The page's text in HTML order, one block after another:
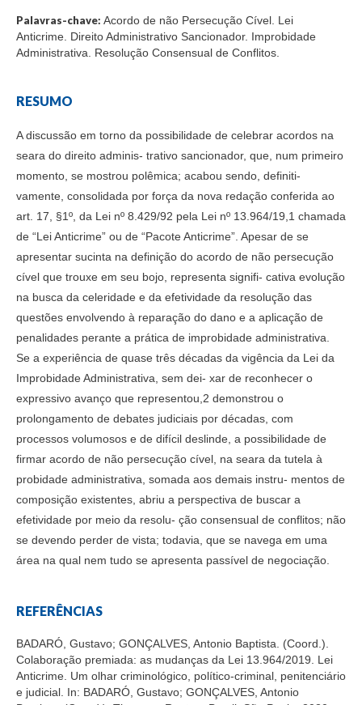
Palavras-chave: Acordo de não Persecução Cível. Lei
Anticrime. Direito Administrativo Sancionador. Improbidade
Administrativa. Resolução Consensual de Conflitos.
RESUMO
A discussão em torno da possibilidade de celebrar acordos na
seara do direito adminis- trativo sancionador, que, num primeiro
momento, se mostrou polêmica; acabou sendo, definiti-
vamente, consolidada por força da nova redação conferida ao
art. 17, §1º, da Lei nº 8.429/92 pela Lei nº 13.964/19,1 chamada
de “Lei Anticrime” ou de “Pacote Anticrime”. Apesar de se
apresentar sucinta na definição do acordo de não persecução
cível que trouxe em seu bojo, representa signifi- cativa evolução
na busca da celeridade e da efetividade da resolução das
questões envolvendo à reparação do dano e a aplicação de
penalidades perante a prática de improbidade administrativa.
Se a experiência de quase três décadas da vigência da Lei da
Improbidade Administrativa, sem dei- xar de reconhecer o
expressivo avanço que representou,2 demonstrou o
prolongamento de debates judiciais por décadas, com
processos volumosos e de difícil deslinde, a possibilidade de
firmar acordo de não persecução cível, na seara da tutela à
probidade administrativa, somada aos demais instru- mentos de
composição existentes, abriu a perspectiva de buscar a
efetividade por meio da resolu- ção consensual de conflitos; não
se devendo perder de vista; todavia, que se navega em uma
área na qual nem tudo se apresenta passível de negociação.
REFERÊNCIAS
BADARÓ, Gustavo; GONÇALVES, Antonio Baptista. (Coord.).
Colaboração premiada: as mudanças da Lei 13.964/2019. Lei
Anticrime. Um olhar criminológico, político-criminal, penitenciário
e judicial. In: BADARÓ, Gustavo; GONÇALVES, Antonio